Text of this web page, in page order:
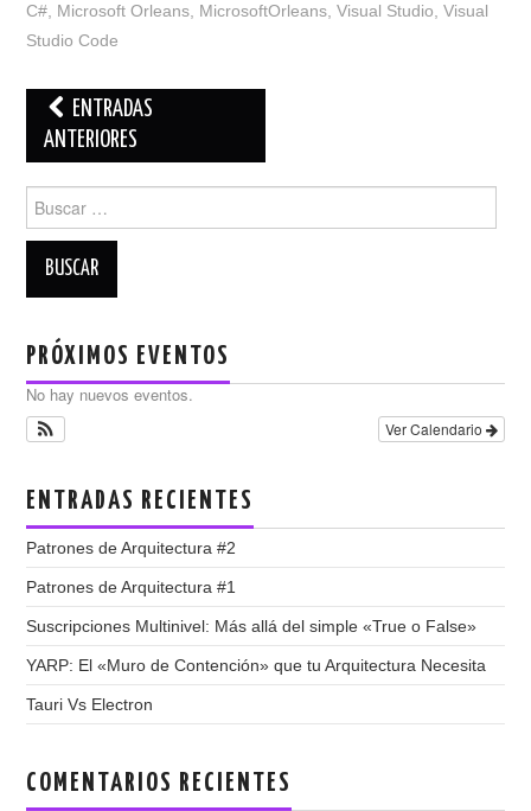
C#, Microsoft Orleans, MicrosoftOrleans,Visual Studio,Visual
Studio Code
Navegación
de
ENTRADAS
ANTERIORES
Buscar:
PRÓXIMOS EVENTOS
No hay nuevos eventos.
Ver Calendario
ENTRADAS RECIENTES
Patrones de Arquitectura #2
Patrones de Arquitectura #1
Suscripciones Multinivel: Más allá del simple «True o False»
YARP: El «Muro de Contención» que tu Arquitectura Necesita
Tauri Vs Electron
COMENTARIOS RECIENTES